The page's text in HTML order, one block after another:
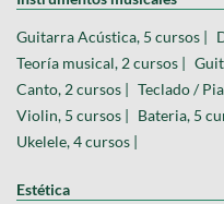
Guitarra Acústica, 5 cursos |
Teoría musical, 2 cursos |
Canto, 2 cursos | Teclado /
Violin, 5 cursos | Bateria, 5
Ukelele, 4 cursos |
Estética